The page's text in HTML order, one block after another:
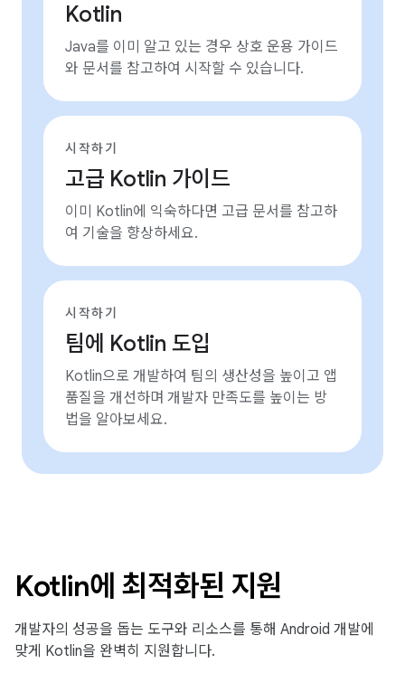
Kotlin
Java를 이미 알고 있는 경우 상호 운용 가이드
와 문서를 참고하여 시작할 수 있습니다.
시작하기
고급 Kotlin 가이드
이미 Kotlin에 익숙하다면 고급 문서를 참고하
여 기술을 향상하세요.
시작하기
팀에 Kotlin 도입
Kotlin으로 개발하여 팀의 생산성을 높이고 앱
품질을 개선하며 개발자 만족도를 높이는 방
법을 알아보세요.
Kotlin에 최적화된 지원
개발자의 성공을 돕는 도구와 리소스를 통해 Android 개발에
맞게 Kotlin을 완벽히 지원합니다.